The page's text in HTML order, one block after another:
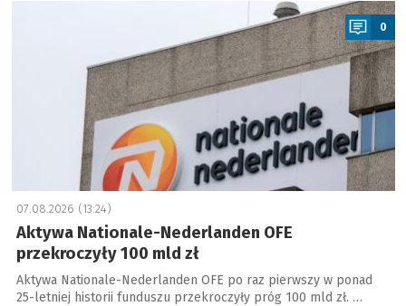
0
07.08.2026 (13:24)
Aktywa Nationale-Nederlanden OFE
przekroczyły 100 mld zł
Aktywa Nationale-Nederlanden OFE po raz pierwszy w ponad
25-letniej historii funduszu przekroczyły próg 100 mld zł. …